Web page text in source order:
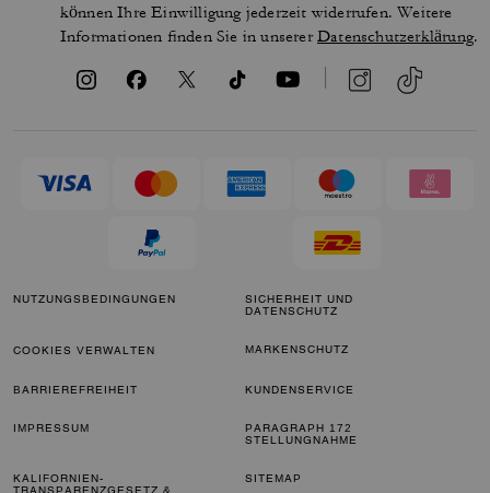
können Ihre Einwilligung jederzeit widerrufen. Weitere
Informationen finden Sie in unsererDatenschutzerklärung.
NUTZUNGSBEDINGUNGEN
SICHERHEIT UND
DATENSCHUTZ
COOKIES VERWALTEN MARKENSCHUTZ
BARRIEREFREIHEIT KUNDENSERVICE
IMPRESSUM
PARAGRAPH 172
STELLUNGNAHME
KALIFORNIEN-
SITEMAP